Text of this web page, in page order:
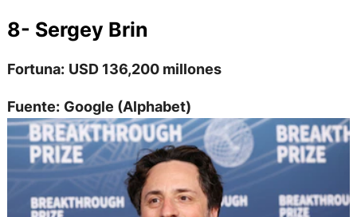
8- Sergey Brin
Fortuna: USD 136,200 millones
Fuente: Google (Alphabet)